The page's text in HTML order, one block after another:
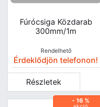
Fúrócsiga Közdarab
300mm/1m
Rendelhető
Érdeklődjön telefonon!
Részletek
- 16 %